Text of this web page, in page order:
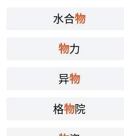
水合物
物力
异物
格物院